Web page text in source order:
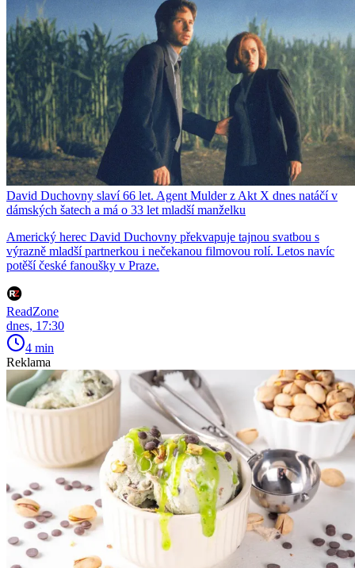
David Duchovny slaví 66 let. Agent Mulder z Akt X dnes natáčí v
dámských šatech a má o 33 let mladší manželku
Americký herec David Duchovny překvapuje tajnou svatbou s
výrazně mladší partnerkou i nečekanou filmovou rolí. Letos navíc
potěší české fanoušky v Praze.
ReadZone
dnes, 17:30
4 min
Reklama